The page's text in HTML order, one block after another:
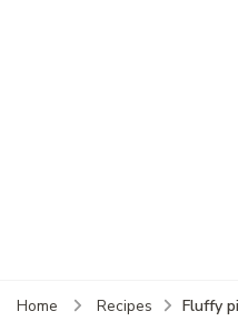
Home Recipes Fluffy